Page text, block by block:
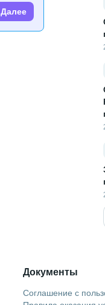
Далее
Документы
Соглашение с